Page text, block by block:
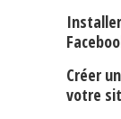
Créer
votre